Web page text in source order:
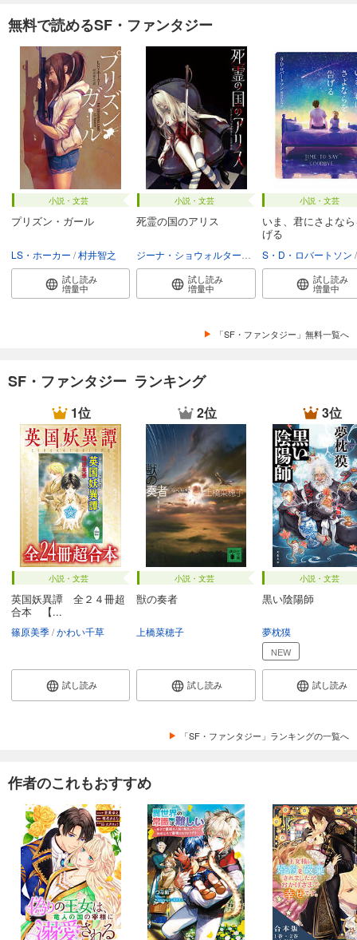
無料で読めるSF・ファンタジー
小説・文芸
プリズン・ガール
LS・ホーカー 村井智之
試し読み
増量中
小説・文芸
死霊の国のアリス
大美賀馨
試し読み
増量中
小説・文芸
いま、君にさよな
げる
S・D・ロバートソン
試し読み
増量中
「SF・ファンタジー」無料一覧へ
SF・ファンタジー ランキング
1位
小説・文芸
英国妖異譚 全２４冊超
合本 【...
篠原美季 かわい千草
試し読み
2位
小説・文芸
獣の奏者
上橋菜穂子
試し読み
3位
小説・文芸
黒い陰陽師
夢枕獏
NEW
試し読み
「SF・ファンタジー」ランキングの一覧へ
作者のこれもおすすめ